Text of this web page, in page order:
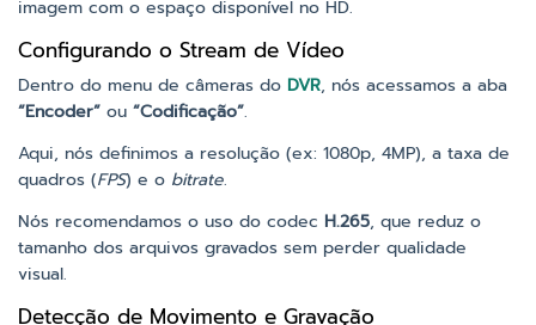
imagem com o espaço disponível no HD.
Configurando o Stream de Vídeo
Dentro do menu de câmeras do DVR, nós acessamos a aba
“Encoder” ou “Codificação”.
Aqui, nós definimos a resolução (ex: 1080p, 4MP), a taxa de
quadros (FPS) e o bitrate.
Nós recomendamos o uso do codec H.265, que reduz o
tamanho dos arquivos gravados sem perder qualidade
visual.
Detecção de Movimento e Gravação